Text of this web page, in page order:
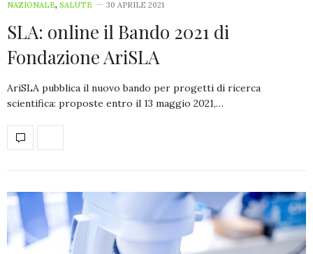
NAZIONALE, SALUTE 30 APRILE 2021
SLA: online il Bando 2021 di
Fondazione AriSLA
AriSLA pubblica il nuovo bando per progetti di ricerca
scientifica: proposte entro il 13 maggio 2021,…